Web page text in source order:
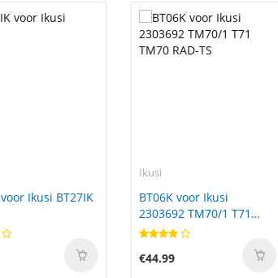
Ikusi BT27IK
Ikusi
BT06K voor Ikusi
2303692 TM70/1 T71
TM70 RAD-TS
€44.99